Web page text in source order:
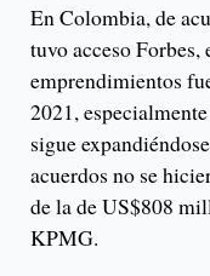
En Colombia, de
tuvo acceso
emprendimientos
2021,
sigue
acuerdos no se
de la de US$808
KPMG.